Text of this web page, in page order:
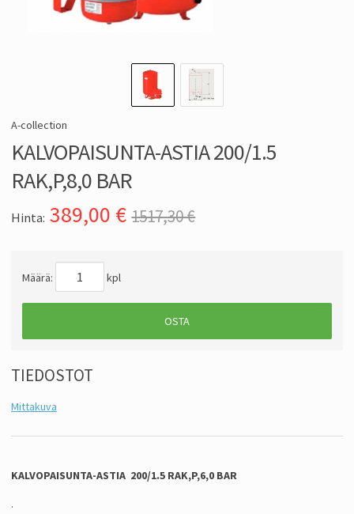
A-collection
KALVOPAISUNTA-ASTIA 200/1.5
RAK,P,8,0 BAR
Hinta: 389,00 € 1517,30 €
Määrä: kpl
OSTA
TIEDOSTOT
Mittakuva
KALVOPAISUNTA-ASTIA 200/1.5 RAK,P,6,0 BAR
.